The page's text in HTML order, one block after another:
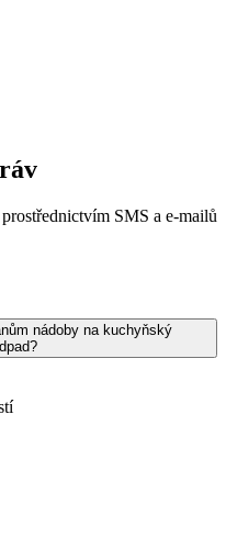
prostřednictvím SMS a e-mailů
nádoby na kuchyňský